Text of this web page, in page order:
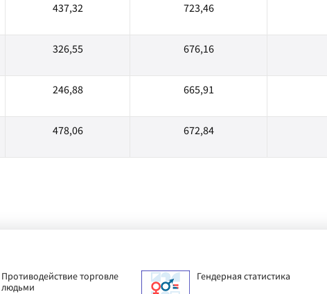
437,32 723,46
326,55 676,16
246,88 665,91
478,06 672,84
Противодействие торговле
людьми
Гендерная статистика